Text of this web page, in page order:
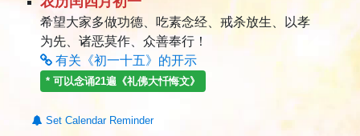
希望大家多做功德、吃素念经、戒杀放生、以孝
为先、诸恶莫作、众善奉行！
有关《初一十五》的开示
* 可以念诵21遍《礼佛大忏悔文》
Set Calendar Reminder